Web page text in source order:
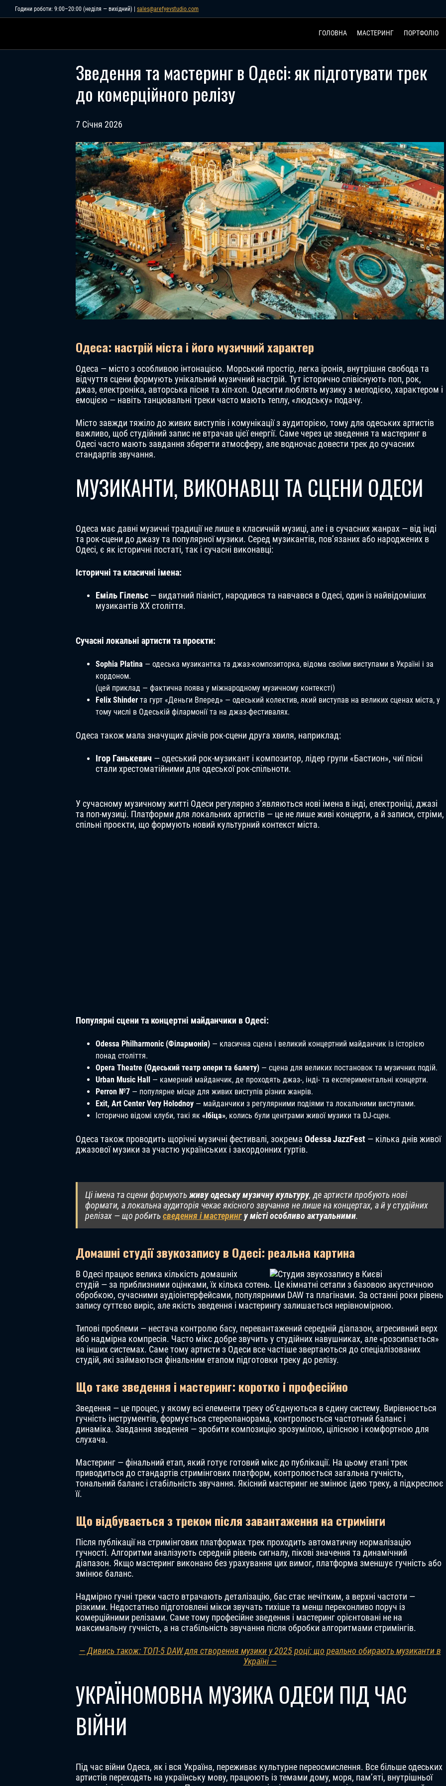
to
Години роботи: 9:00–20:00 (неділя — вихідний) | sales@arefyevstudio.com
ГОЛОВНА МАСТЕРИНГ ПОРТФОЛІО
Зведення та мастеринг в Одесі: як підготувати трек
до комерційного релізу
7 Січня 2026
Одеса: настрій міста і його музичний характер
Одеса — місто з особливою інтонацією. Морський простір, легка іронія, внутрішня свобода та
відчуття сцени формують унікальний музичний настрій. Тут історично співіснують поп, рок,
джаз, електроніка, авторська пісня та хіп-хоп. Одесити люблять музику з мелодією, характером і
емоцією — навіть танцювальні треки часто мають теплу, «людську» подачу.
Місто завжди тяжіло до живих виступів і комунікації з аудиторією, тому для одеських артистів
важливо, щоб студійний запис не втрачав цієї енергії. Саме через це зведення та мастеринг в
Одесі часто мають завдання зберегти атмосферу, але водночас довести трек до сучасних
стандартів звучання.
МУЗИКАНТИ, ВИКОНАВЦІ ТА СЦЕНИ ОДЕСИ
Одеса має давні музичні традиції не лише в класичній музиці, але і в сучасних жанрах — від інді
та рок-сцени до джазу та популярної музики. Серед музикантів, пов’язаних або народжених в
Одесі, є як історичні постаті, так і сучасні виконавці:
Історичні та класичні імена:
Еміль Гілельс — видатний піаніст, народився та навчався в Одесі, один із найвідоміших
музикантів XX століття.
Сучасні локальні артисти та проєкти:
Sophia Platina — одеська музикантка та джаз-композиторка, відома своїми виступами в Україні і за
кордоном.
(цей приклад — фактична поява у міжнародному музичному контексті)
Felix Shinder та гурт «Деньги Вперед» — одеський колектив, який виступав на великих сценах міста, у
тому числі в Одеській філармонії та на джаз-фестивалях.
Одеса також мала значущих діячів рок-сцени друга хвиля, наприклад:
Ігор Ганькевич — одеський рок-музикант і композитор, лідер групи «Бастион», чиї пісні
стали хрестоматійними для одеської рок-спільноти.
У сучасному музичному житті Одеси регулярно з’являються нові імена в інді, електроніці, джазі
та поп-музиці. Платформи для локальних артистів — це не лише живі концерти, а й записи, стріми,
спільні проєкти, що формують новий культурний контекст міста.
Популярні сцени та концертні майданчики в Одесі:
Odessa Philharmonic (Філармонія) — класична сцена і великий концертний майданчик із історією
понад століття.
Opera Theatre (Одеський театр опери та балету) — сцена для великих постановок та музичних подій.
Urban Music Hall — камерний майданчик, де проходять джаз-, інді- та експериментальні концерти.
Perron №7 — популярне місце для живих виступів різних жанрів.
Exit, Art Center Very Holodnoy — майданчики з регулярними подіями та локальними виступами.
Історично відомі клуби, такі як «Ібіца», колись були центрами живої музики та DJ-сцен.
Одеса також проводить щорічні музичні фестивалі, зокрема Odessa JazzFest — кілька днів живої
джазової музики за участю українських і закордонних гуртів.
Ці імена та сцени формуютьживу одеську музичну культуру, де артисти пробують нові
формати, а локальна аудиторія чекає якісного звучання не лише на концертах, а й у студійних
релізах — що робитьсведення і мастеринг у місті особливо актуальними.
Домашні студії звукозапису в Одесі: реальна картина
В Одесі працює велика кількість домашніх
студій — за приблизними оцінками, їх кілька сотень. Це кімнатні сетапи з базовою акустичною
обробкою, сучасними аудіоінтерфейсами, популярними DAW та плагінами. За останні роки рівень
запису суттєво виріс, але якість зведення і мастерингу залишається нерівномірною.
Типові проблеми — нестача контролю басу, перевантажений середній діапазон, агресивний верх
або надмірна компресія. Часто мікс добре звучить у студійних навушниках, але «розсипається»
на інших системах. Саме тому артисти з Одеси все частіше звертаються до спеціалізованих
студій, які займаються фінальним етапом підготовки треку до релізу.
Що таке зведення і мастеринг: коротко і професійно
Зведення — це процес, у якому всі елементи треку об’єднуються в єдину систему. Вирівнюється
гучність інструментів, формується стереопанорама, контролюється частотний баланс і
динаміка. Завдання зведення — зробити композицію зрозумілою, цілісною і комфортною для
слухача.
Мастеринг — фінальний етап, який готує готовий мікс до публікації. На цьому етапі трек
приводиться до стандартів стримінгових платформ, контролюється загальна гучність,
тональний баланс і стабільність звучання. Якісний мастеринг не змінює ідею треку, а підкреслює
її.
Що відбувається з треком після завантаження на стримінги
Після публікації на стримінгових платформах трек проходить автоматичну нормалізацію
гучності. Алгоритми аналізують середній рівень сигналу, пікові значення та динамічний
діапазон. Якщо мастеринг виконано без урахування цих вимог, платформа зменшує гучність або
змінює баланс.
Надмірно гучні треки часто втрачають деталізацію, бас стає нечітким, а верхні частоти —
різкими. Недостатньо підготовлені мікси звучать тихіше та менш переконливо поруч із
комерційними релізами. Саме тому професійне зведення і мастеринг орієнтовані не на
максимальну гучність, а на стабільність звучання після обробки алгоритмами стримінгів.
— Дивись також: ТОП-5 DAW для створення музики у 2025 році: що реально обирають музиканти в
Україні —
УКРАЇНОМОВНА МУЗИКА ОДЕСИ ПІД ЧАС
ВІЙНИ
Під час війни Одеса, як і вся Україна, переживає культурне переосмислення. Все більше одеських
артистів переходять на українську мову, працюють із темами дому, моря, пам’яті, внутрішньої